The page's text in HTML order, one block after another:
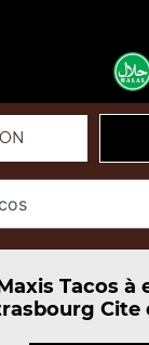
Tacos à
Cite